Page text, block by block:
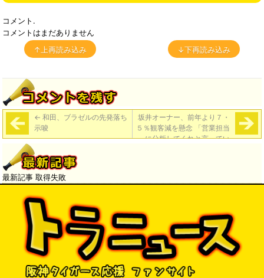
コメント.
コメントはまだありません
↑上再読み込み
↓下再読み込み
← 和田、ブラゼルの先発落ち
示唆
坂井オーナー、前年より７・
５％観客減を懸念 「営業担当
に分析してくれと言ってい
最新記事 取得失敗